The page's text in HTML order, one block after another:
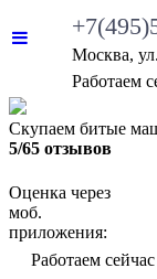
Москва,
Работаем
Скупаем битые
5/65 отзывов
Оценка через
моб.
приложения:
Работаем сейчас